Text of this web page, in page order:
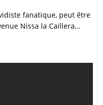
fanatique, peut être
Nissa la Caillera…